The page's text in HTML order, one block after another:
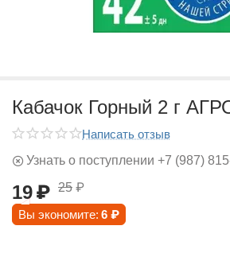
Кабачок Горный 2 г
Написать отзыв
Узнать о поступлении +7 (987)
19₽ 25 ₽
Вы экономите: 6 ₽